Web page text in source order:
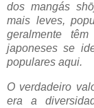
dos mangás
mais leves,
geralmente
japoneses se
populares aqui.
O verdadeiro
era a